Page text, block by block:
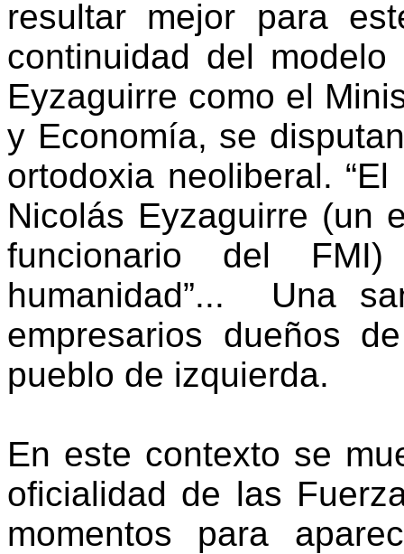
resultar mejor para
continuidad del
Eyzaguirre como el
y Economía, se
ortodoxia neoliberal.
Nicolás Eyzaguirre (un
funcionario del
humanidad”...
Una
empresarios dueños
pueblo de izquierda.
En este contexto se
oficialidad de las
momentos para